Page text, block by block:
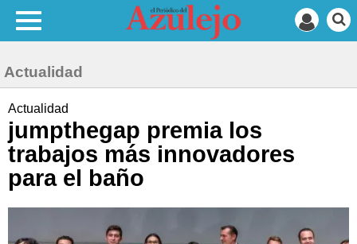
Actualidad
Actualidad
jumpthegap premia los
trabajos más innovadores
para el baño